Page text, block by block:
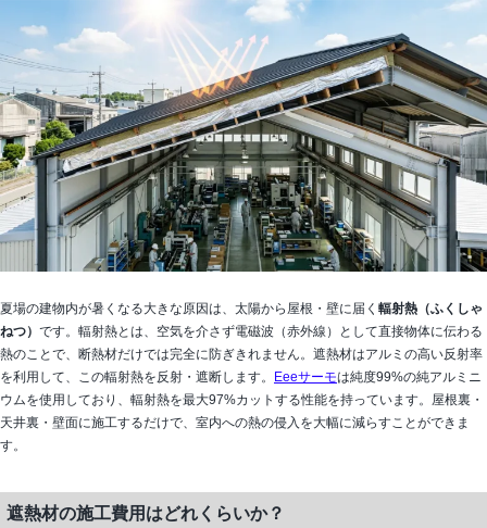
夏場の建物内が暑くなる大きな原因は、太陽から屋根・壁に届く 輻射熱（ふくしゃ
ねつ） です。輻射熱とは、空気を介さず電磁波（赤外線）として直接物体に伝わる
熱のことで、断熱材だけでは完全に防ぎきれません。遮熱材はアルミの高い反射率
を利用して、この輻射熱を反射・遮断します。
Eeeサーモは純度99%の純アルミニ
ウムを使用しており、輻射熱を最大97%カットする性能を持っています。屋根裏・
天井裏・壁面に施工するだけで、室内への熱の侵入を大幅に減らすことができま
す。
遮熱材の施工費用はどれくらいか？